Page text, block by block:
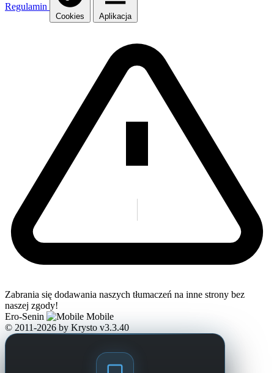
Regulamin
Cookies Aplikacja
Zabrania się dodawania naszych tłumaczeń na inne strony bez
naszej zgody!
Ero-Senin
Mobile
© 2011-2026 by Krysto v3.3.40